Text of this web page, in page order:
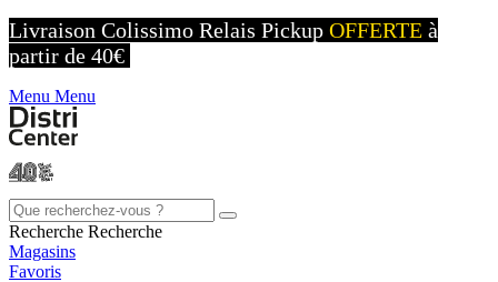
Livraison Colissimo Relais Pickup OFFERTE à
partir de 40€
Menu Menu
Recherche Recherche
Magasins
Favoris